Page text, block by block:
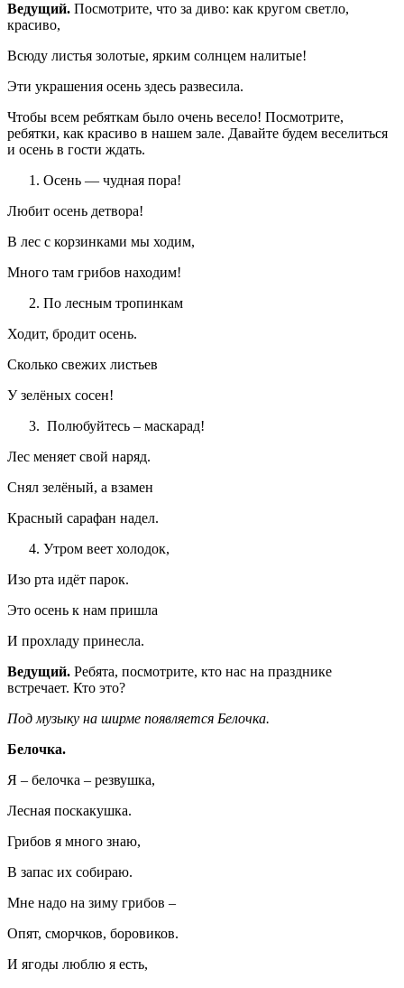
Ведущий. Посмотрите, что за диво: как кругом светло,
красиво,
Всюду листья золотые, ярким солнцем налитые!
Эти украшения осень здесь развесила.
Чтобы всем ребяткам было очень весело! Посмотрите,
ребятки, как красиво в нашем зале. Давайте будем веселиться
и осень в гости ждать.
Осень — чудная пора!
Любит осень детвора!
В лес с корзинками мы ходим,
Много там грибов находим!
По лесным тропинкам
Ходит, бродит осень.
Сколько свежих листьев
У зелёных сосен!
Полюбуйтесь – маскарад!
Лес меняет свой наряд.
Снял зелёный, а взамен
Красный сарафан надел.
Утром веет холодок,
Изо рта идёт парок.
Это осень к нам пришла
И прохладу принесла.
Ведущий. Ребята, посмотрите, кто нас на празднике
встречает. Кто это?
Под музыку на ширме появляется Белочка.
Белочка.
Я – белочка – резвушка,
Лесная поскакушка.
Грибов я много знаю,
В запас их собираю.
Мне надо на зиму грибов –
Опят, сморчков, боровиков.
И ягоды люблю я есть,